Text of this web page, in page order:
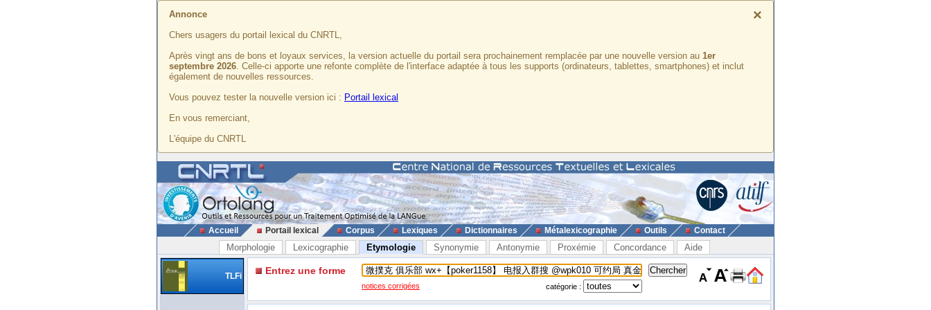
×
Annonce
Chers usagers du portail lexical du CNRTL,
Après vingt ans de bons et loyaux services, la version actuelle du portail sera prochainement remplacée par une nouvelle version au 1er
septembre 2026. Celle-ci apporte une refonte complète de l'interface adaptée à tous les supports (ordinateurs, tablettes, smartphones) et inclut
également de nouvelles ressources.
Vous pouvez tester la nouvelle version ici : Portail lexical
En vous remerciant,
L'équipe du CNRTL
Accueil Portail lexical Corpus Lexiques Dictionnaires Métalexicographie Outils Contact
Morphologie Lexicographie Etymologie Synonymie Antonymie Proxémie Concordance Aide
TLFi Entrez une forme
notices corrigées catégorie :